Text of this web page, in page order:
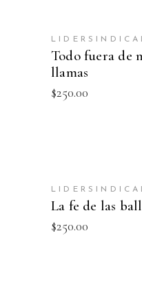
Todo fuera de
llamas
$250.00
La fe de las
$250.00